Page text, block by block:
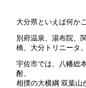
大分県といえば何か
別府温泉、湯布院、
橋、大分トリニータ。
宇佐市では、八幡総
酎、
相撲の大横綱 双葉山